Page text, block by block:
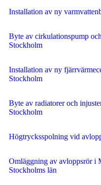
Installation av ny
Byte av cirkulationspump
Stockholm
Installation av ny
Stockholm
Byte av radiatorer och
Stockholm
Högtrycksspolning vid
Omläggning av avloppsrör i
Stockholms län